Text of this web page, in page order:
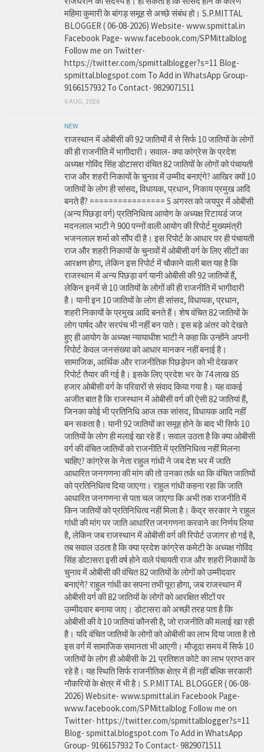
महिमा कुमारी के बांगड़ समूह से अच्छे संबंध हो। S.P.MITTAL
BLOGGER ( 06-08-2026) Website- www.spmittal.in
Facebook Page- www.facebook.com/SPMittalblog
Follow me on Twitter-
https://twitter.com/spmittalblogger?s=11 Blog-
spmittal.blogspot.com To Add in WhatsApp Group-
9166157932 To Contact- 9829071511
6 AUG, 2026
NEW
राजस्थान में ओबीसी की 92 जातियों में से सिर्फ 10 जातियों के लोगों
की ही राजनीति में भागीदारी। सवाल- क्या कांग्रेस के प्रदेश
अध्यक्ष गोविंद सिंह डोटासरा वंचित 82 जातियों के लोगों को पंचायती
राज और शहरी निकायों के चुनाव में उम्मीद बनाएंगे? आखिर क्यों 10
जातियों के लोग ही सांसद, विधायक, प्रधान, निकाय प्रमुख आदि
बनते हैं? ================ 5 अगस्त को जयपुर में ओबीसी
(अन्य पिछड़ा वर्ग) प्रतिनिधित्व आयोग के अध्यक्ष रिटायर्ड जज
मदनलाल भाटी ने 900 पन्नों वाली आयोग की रिपोर्ट मुख्यमंत्री
भजनलाल शर्मा को सौंप दी है। इस रिपोर्ट के आधार पर ही पंचायती
राज और शहरी निकायों के चुनावों में ओबीसी वर्ग के लिए सीटों का
आरक्षण होगा, लेकिन इस रिपोर्ट में चौकाने वाली बात यह है कि
राजस्थान में अन्य पिछड़ा वर्ग यानी ओबीसी की 92 जातियों हैं,
लेकिन इनमें से 10 जातियों के लोगों की ही राजनीति में भागीदारी
है। यानी इन 10 जातियों के लोग ही सांसद, विधायक, प्रधान,
शहरी निकायों के प्रमुख आदि बनते हैं। शेष वंचित 82 जातियों के
लोग पार्षद और सरपंच भी नहीं बन पाते। इस बड़े अंतर को देखते
हुए ही आयोग के अध्यक्ष न्यायाधीश भाटी ने कहा कि उन्होंने अपनी
रिपोर्ट केवल जनसंख्या को आधार मानकर नहीं बनाई है।
सामाजिक, आर्थिक और राजनीतिक पिछड़ेपन को भी देखकर
रिपोर्ट तैयार की गई है। इसके लिए प्रदेश भर के 74 लाख 85
हजार ओबीसी वर्ग के परिवारों से संवाद किया गया है। यह वाकई
अजीत बात है कि राजस्थान में ओबीसी वर्ग की ऐसी 82 जातियां हैं,
जिनका कोई भी प्रतिनिधि आज तक सांसद, विधायक आदि नहीं
बन सकता है। यानी 92 जातियों का समूह होने के बाद भी सिर्फ 10
जातियों के लोग ही मलाई खा रहे हैं। सवाल उठता है कि क्या ओबीसी
वर्ग की वंचित जातियों को राजनीति में प्रतिनिधित्व नहीं मिलना
चाहिए? कांग्रेस के नेता राहुल गांधी ने जब देश भर में जाति
आधारित जनगणना की मांग की तो उनका तर्क था कि वंचित जातियों
को प्रतिनिधित्व दिया जाएगा। राहुल गांधी कहना रहा कि जाति
आधारित जनगणना से पता चल जाएगा कि अभी तक राजनीति में
किन जातियों को प्रतिनिधित्व नहीं मिला है। केंद्र सरकार ने राहुल
गांधी की मांग पर जाति आधारित जनगणना करवाने का निर्णय लिया
है, लेकिन जब राजस्थान में ओबीसी वर्ग की रिपोर्ट उजागर हो गई है,
तब सवाल उठता है कि क्या प्रदेश कांग्रेस कमेटी के अध्यक्ष गोविंद
सिंह डोटासरा इसी वर्ष होने वाले पंचायती राज और शहरी निकायों के
चुनाव में ओबीसी की वंचित 82 जातियों के लोगों को उम्मीदवार
बनाएंगे? राहुल गांधी का सपना तभी पूरा होगा, जब राजस्थान में
ओबीसी वर्ग की 82 जातियों के लोगों को आरक्षित सीटों पर
उम्मीदवार बनाया जाए। डोटासरा को अच्छी तरह पता है कि
ओबीसी की वे 10 जातियां कौनसी है, जो राजनीति की मलाई खा रही
है। यदि वंचित जातियों के लोगों को ओबीसी का लाभ दिया जाता है तो
इस वर्ग में सामाजिक समानता भी आएगी। मौजूदा समय में सिर्फ 10
जातियों के लोग ही ओबीसी के 21 प्रतिशत कोटे का लाभ प्राप्त कर
रहे है। यह स्थिति सिर्फ राजनीतिक क्षेत्र में ही नहीं बल्कि सरकारी
नौकरियों के क्षेत्र में भी है। S.P.MITTAL BLOGGER ( 06-08-
2026) Website- www.spmittal.in Facebook Page-
www.facebook.com/SPMittalblog Follow me on
Twitter- https://twitter.com/spmittalblogger?s=11
Blog- spmittal.blogspot.com To Add in WhatsApp
Group- 9166157932 To Contact- 9829071511